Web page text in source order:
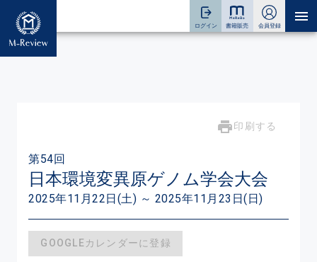
印刷する
第54回
日本環境変異原ゲノム学会大会
2025年11月22日(土) ～ 2025年11月23日(日)
GOOGLEカレンダーに登録